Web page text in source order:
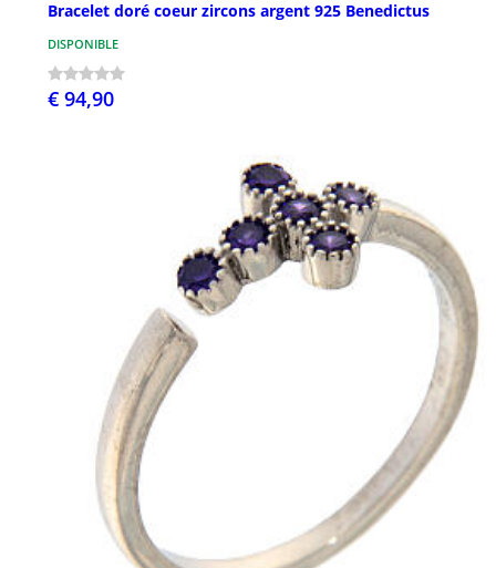
Bracelet doré coeur zircons argent 925 Benedictus
DISPONIBLE
€ 94,90